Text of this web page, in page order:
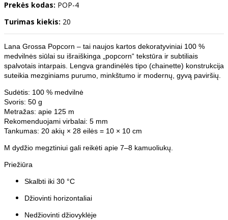
Prekės kodas: POP-4
Turimas kiekis: 20
Lana Grossa Popcorn – tai naujos kartos dekoratyviniai 100 %
medvilnės siūlai su išraiškinga „popcorn“ tekstūra ir subtiliais
spalvotais intarpais. Lengva grandinėlės tipo (chainette) konstrukcija
suteikia mezginiams purumo, minkštumo ir modernų, gyvą paviršių.
Sudėtis: 100 % medvilnė
Svoris: 50 g
Metražas: apie 125 m
Rekomenduojami virbalai: 5 mm
Tankumas: 20 akių × 28 eilės = 10 × 10 cm
M dydžio megztiniui gali reikėti apie 7–8 kamuoliukų.
Priežiūra
Skalbti iki 30 °C
Džiovinti horizontaliai
Nedžiovinti džiovyklėje